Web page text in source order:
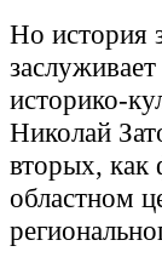
Но история
историко-
Николай
вторых, как
областном